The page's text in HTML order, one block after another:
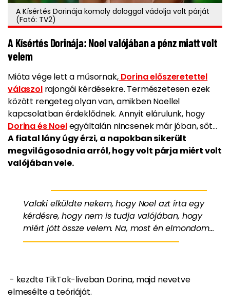
A Kísértés Dorinája komoly dologgal vádolja volt párját
(Fotó: TV2)
A Kísértés Dorinája: Noel valójában a pénz miatt volt
velem
Mióta vége lett a műsornak,Dorina előszeretettel
válaszolrajongói kérdésekre. Természetesen ezek
között rengeteg olyan van, amikben Noellel
kapcsolatban érdeklődnek. Annyit elárulunk, hogy
Dorina és Noelegyáltalán nincsenek már jóban, sőt…
A fiatal lány úgy érzi, a napokban sikerült
megvilágosodnia arról, hogy volt párja miért volt
valójában vele.
Valaki elküldte nekem, hogy Noel azt írta egy
kérdésre, hogy nem is tudja valójában, hogy
miért jött össze velem. Na, most én elmondom…
- kezdte TikTok-liveban Dorina, majd nevetve
elmesélte a teóriáját.